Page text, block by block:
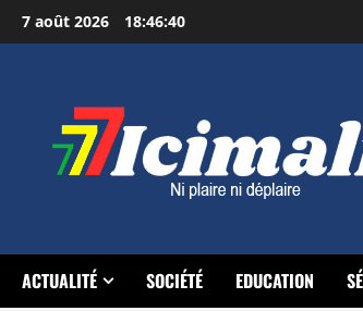
Aller
au
7 août 2026 18:46:41
ACTUALITÉ SOCIÉTÉ EDUCATION